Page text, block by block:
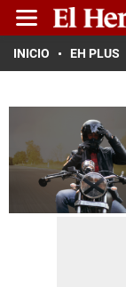
INICIO EH PLUS